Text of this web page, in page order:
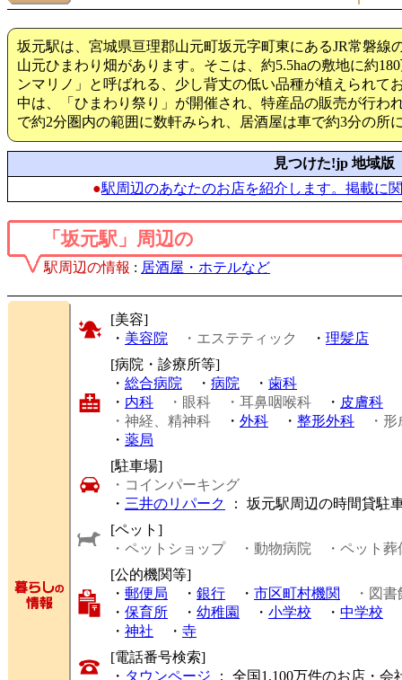
坂元駅は、宮城県亘理郡山元町坂元字町東にあるJR常磐線
山元ひまわり畑があります。そこは、約5.5haの敷地に約
ンマリノ」と呼ばれる、少し背丈の低い品種が植えられて
中は、「ひまわり祭り」が開催され、特産品の販売が行わ
で約2分圏内の範囲に数軒みられ、居酒屋は車で約3分の所
見つけた!jp 地域版
●駅周辺のあなたのお店を紹介します。掲載に
「坂元駅」周辺の
駅周辺の情報 : 居酒屋・ホテルなど
[美容]
・ 美容院 ・エステティック ・ 理髪店
[病院・診療所等]
・ 総合病院 ・ 病院 ・ 歯科
・ 内科 ・眼科 ・耳鼻咽喉科 ・ 皮膚科
・神経、精神科 ・ 外科 ・ 整形外科
・
・ 薬局
[駐車場]
・コインパーキング
・ 三井のリパーク
： 坂元駅周辺の時間貸駐
[ペット]
・ペットショップ
・動物病院
・ペット葬
[公的機関等]
・ 郵便局 ・ 銀行 ・ 市区町村機関
・図書
・ 保育所 ・ 幼稚園 ・ 小学校 ・ 中学校
・ 神社 ・ 寺
[電話番号検索]
・ タウンページ ： 全国1,100万件のお店・